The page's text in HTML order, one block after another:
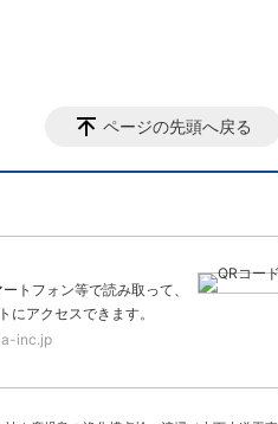
ページの先頭へ戻る
トフォン等で読み取って、
にアクセスできます。
inc.jp